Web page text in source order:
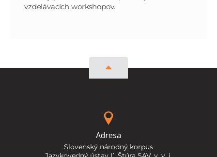
vzdelávacích workshopov.
Adresa
Slovenský národný korpus